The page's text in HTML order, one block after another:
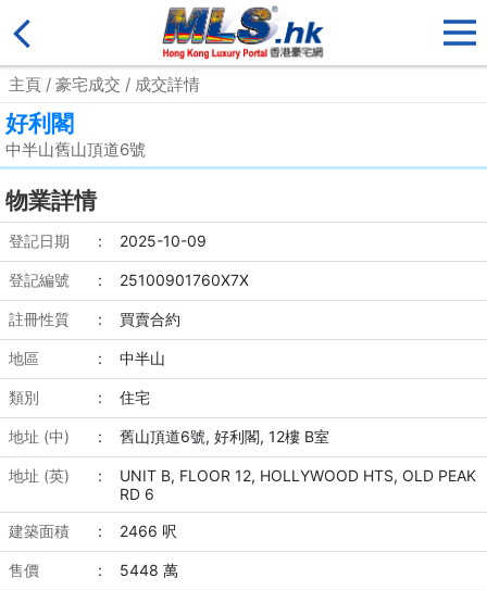
主頁 / 豪宅成交 / 成交詳情
好利閣
中半山舊山頂道6號
物業詳情
登記日期 : 2025-10-09
登記編號 : 25100901760X7X
註冊性質 : 買賣合約
地區 : 中半山
類別 : 住宅
地址 (中) : 舊山頂道6號, 好利閣, 12樓 B室
地址 (英) :
UNIT B, FLOOR 12, HOLLYWOOD HTS, OLD PEAK
RD 6
建築面積
: 2466 呎
售價 : 5448 萬